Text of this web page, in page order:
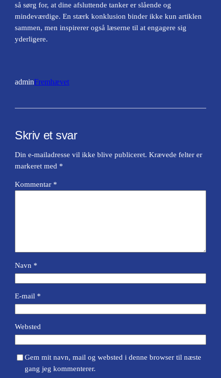
så sørg for, at dine afsluttende tanker er slående og
mindeværdige. En stærk konklusion binder ikke kun artiklen
sammen, men inspirerer også læserne til at engagere sig
yderligere.
adminFremhævet
Skriv et svar
Din e-mailadresse vil ikke blive publiceret. Krævede felter er
markeret med *
Kommentar *
Navn *
E-mail *
Websted
Gem mit navn, mail og websted i denne browser til næste
gang jeg kommenterer.